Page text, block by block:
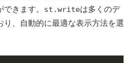
きます。 st.writeは多くのデ
り、自動的に最適な表示方法を選